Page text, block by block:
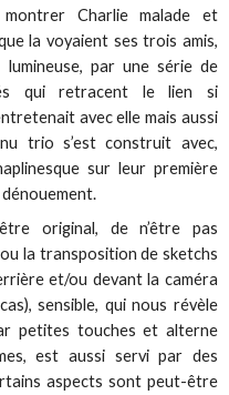
Charlie malade et
la voyaient ses trois amis,
par une série de
qui retracent le lien si
avec elle mais aussi
trio s’est construit avec,
sur leur première
original, de n’être pas
ou la transposition de sketchs
et/ou devant la caméra
sensible, qui nous révèle
petites touches et alterne
est aussi servi par des
aspects sont peut-être